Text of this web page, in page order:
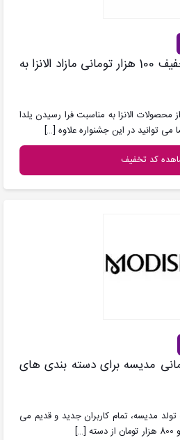
تا 60% تخفیف + کد تخفیف 100 هزار تومانی مازاد الانزا به
الانزا به مناسبت فرا رسیدن یلدا
[…]
کد تخفیف
هزار تومانی مدیسه برای دسته بندی های
مدیسه، تمام کاربران جدید و قدیم می
[…]